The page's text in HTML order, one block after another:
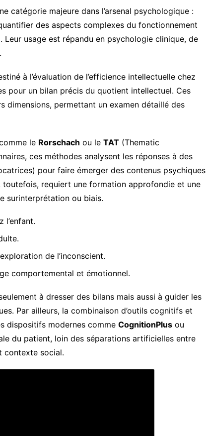
catégorie majeure dans l’arsenal psychologique :
des aspects complexes du fonctionnement
usage est répandu en psychologie clinique, de
à l’évaluation de l’efficience intellectuelle chez
pour un bilan précis du quotient intellectuel. Ces
dimensions, permettant un examen détaillé des
le Rorschach ou le TAT (Thematic
ces méthodes analysent les réponses à des
pour faire émerger des contenus psychiques
requiert une formation approfondie et une
surinterprétation ou biais.
l’enfant.
exploration de l’inconscient.
comportemental et émotionnel.
à dresser des bilans mais aussi à guider les
Par ailleurs, la combinaison d’outils cognitifs et
dispositifs modernes comme CognitionPlus ou
du patient, loin des séparations artificielles entre
contexte social.